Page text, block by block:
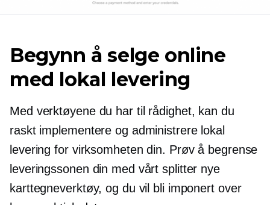
Begynn å selge online
med lokal levering
Med verktøyene du har til rådighet, kan du
raskt implementere og administrere lokal
levering for virksomheten din. Prøv å begrense
leveringssonen din med vårt splitter nye
karttegneverktøy, og du vil bli imponert over